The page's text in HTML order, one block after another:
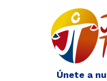
Únete a